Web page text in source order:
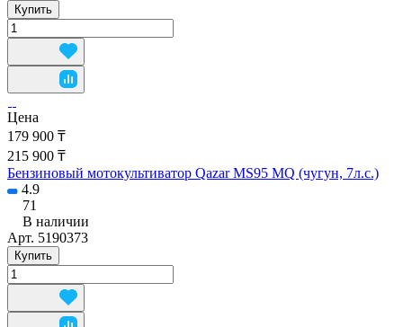
Купить
Цена
179 900 ₸
215 900 ₸
Бензиновый мотокультиватор Qazar MS95 MQ (чугун, 7л.с.)
4.9
71
В наличии
Арт. 5190373
Купить